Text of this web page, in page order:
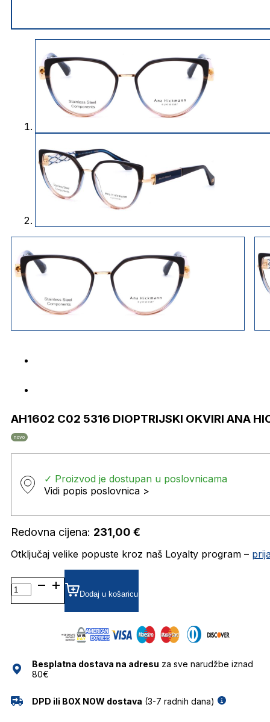
AH1602 C02 5316 DIOPTRIJSKI OKVIRI ANA
novo
✓ Proizvod je dostupan u poslovnicama
Vidi popis poslovnica >
Redovna cijena: 231,00 €
Otključaj velike popuste kroz naš Loyalty program –
AH1602
C02
5316
količina
Dodaj u košaricu
Besplatna dostava na adresu za sve narudžbe iznad
80€
DPD ili BOX NOW dostava (3-7 radnih dana)